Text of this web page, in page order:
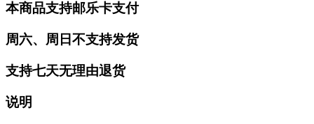
本商品支持邮乐卡支付
周六、周日不支持发货
支持七天无理由退货
说明